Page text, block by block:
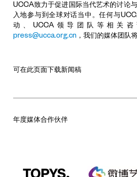
UCCA致力于促进国际当代艺术的讨论
入地参与到全球对话当中。任何与
动、UCCA领导团队等相关
press@ucca.org.cn，我们的媒体团队
可在此页面下载新闻稿
年度媒体合作伙伴